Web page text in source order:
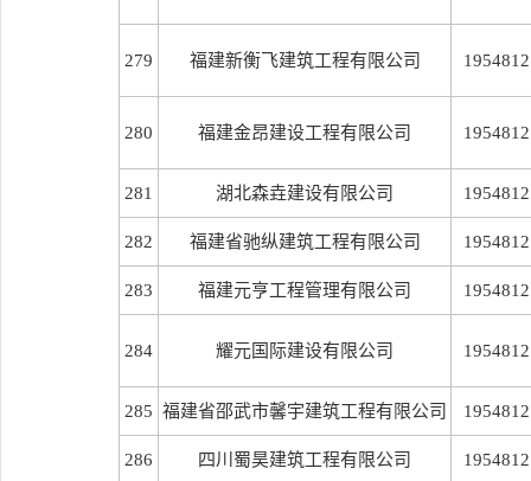
279 福建新衡飞建筑工程有限公司 1954812
280 福建金昂建设工程有限公司 1954812
281 湖北森垚建设有限公司 1954812
282 福建省驰纵建筑工程有限公司 1954812
283 福建元亨工程管理有限公司 1954812
284 耀元国际建设有限公司 1954812
285 福建省邵武市馨宇建筑工程有限公司 1954812
286 四川蜀昊建筑工程有限公司 1954812